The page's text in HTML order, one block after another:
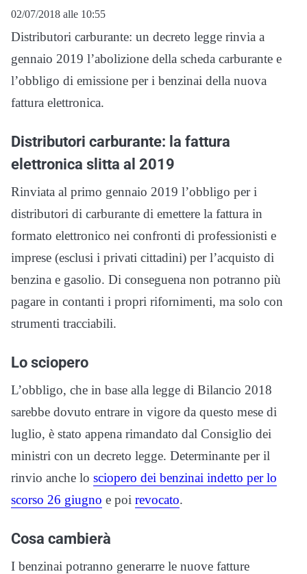
02/07/2018 alle 10:55
Distributori carburante: un decreto legge rinvia a
gennaio 2019 l’abolizione della scheda carburante e
l’obbligo di emissione per i benzinai della nuova
fattura elettronica.
Distributori carburante: la fattura
elettronica slitta al 2019
Rinviata al primo gennaio 2019 l’obbligo per i
distributori di carburante di emettere la fattura in
formato elettronico nei confronti di professionisti e
imprese (esclusi i privati cittadini) per l’acquisto di
benzina e gasolio. Di conseguena non potranno più
pagare in contanti i propri rifornimenti, ma solo con
strumenti tracciabili.
Lo sciopero
L’obbligo, che in base alla legge di Bilancio 2018
sarebbe dovuto entrare in vigore da questo mese di
luglio, è stato appena rimandato dal Consiglio dei
ministri con un decreto legge. Determinante per il
rinvio anche lo sciopero dei benzinai indetto per lo
scorso 26 giugno e poi revocato.
Cosa cambierà
I benzinai potranno generarre le nuove fatture